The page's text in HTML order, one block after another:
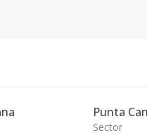
Punta
Sector